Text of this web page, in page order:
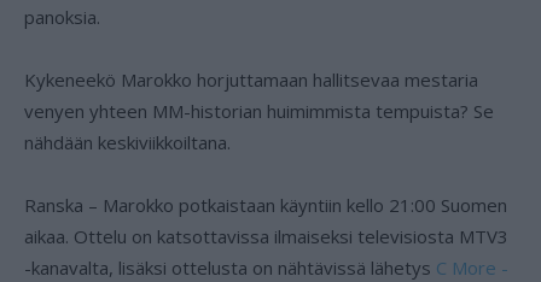
panoksia.
Kykeneekö Marokko horjuttamaan hallitsevaa mestaria
venyen yhteen MM-historian huimimmista tempuista? Se
nähdään keskiviikkoiltana.
Ranska – Marokko potkaistaan käyntiin kello 21:00 Suomen
aikaa. Ottelu on katsottavissa ilmaiseksi televisiosta MTV3
-kanavalta, lisäksi ottelusta on nähtävissä lähetys C More -